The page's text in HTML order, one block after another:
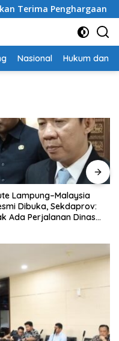
Penghargaan dari HKBP
Nasional Hukum dan
Lampung–Malaysia
Dibuka, Sekdaprov:
Ada Perjalanan Dinas